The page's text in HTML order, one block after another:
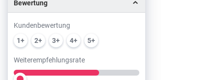
Bewertung
Kundenbewertung
1+
2+ 3+ 4+ 5+
Weiterempfehlungsrate
Slider